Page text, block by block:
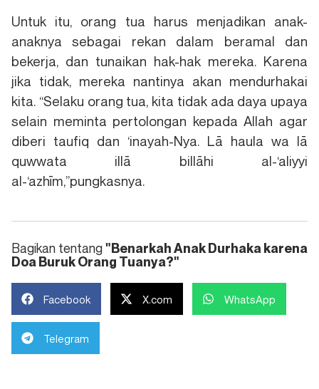
Untuk itu, orang tua harus menjadikan anak-
anaknya sebagai rekan dalam beramal dan
bekerja, dan tunaikan hak-hak mereka. Karena
jika tidak, mereka nantinya akan mendurhakai
kita. “Selaku orang tua, kita tidak ada daya upaya
selain meminta pertolongan kepada Allah agar
diberi taufiq dan ‘inayah-Nya. Lā haula wa lā
quwwata illā billāhi al-‘aliyyi
al-‘azhīm,”pungkasnya.
Bagikan tentang"Benarkah Anak Durhaka karena
Doa Buruk Orang Tuanya?"
Facebook X.com WhatsApp
Telegram